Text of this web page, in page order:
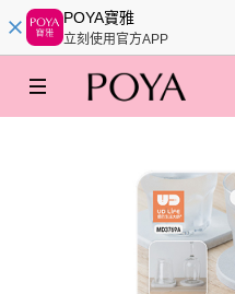
POYA寶雅
立刻使用官方APP